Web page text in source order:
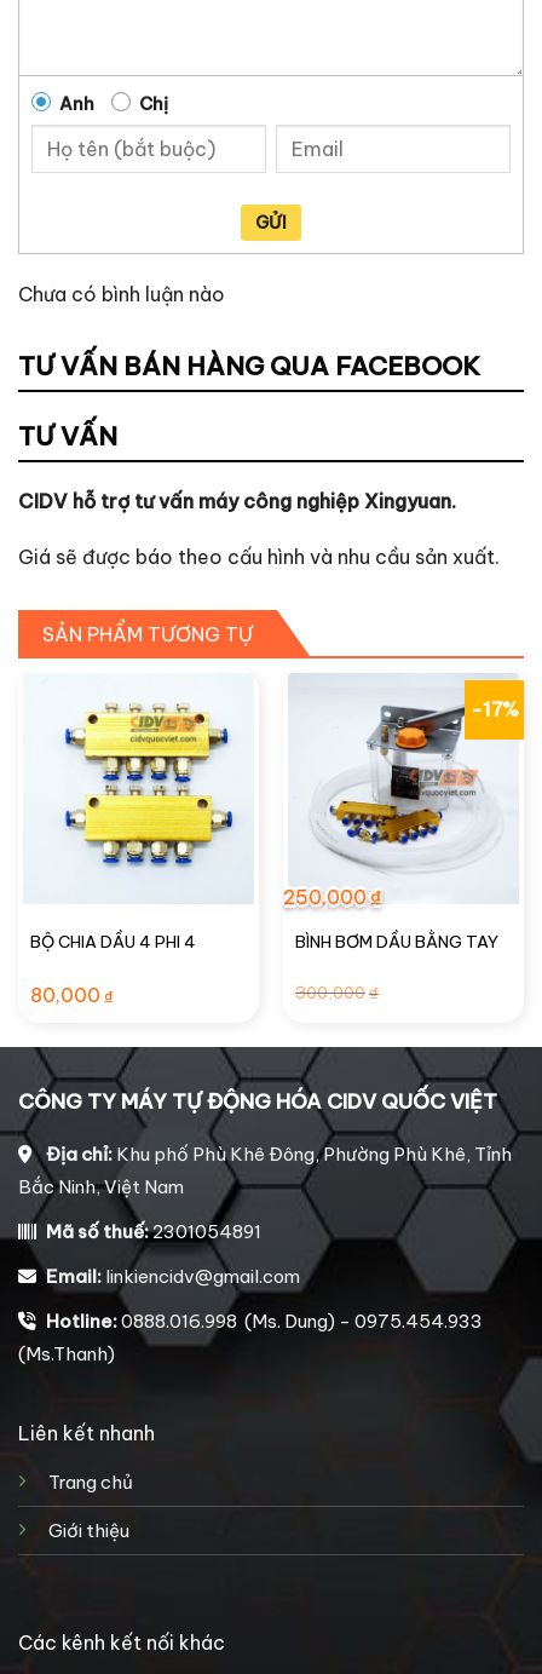
Anh Chị
GỬI
Chưa có bình luận nào
TƯ VẤN BÁN HÀNG QUA FACEBOOK
TƯ VẤN
CIDV hỗ trợ tư vấn máy công nghiệp Xingyuan.
Giá sẽ được báo theo cấu hình và nhu cầu sản xuất.
SẢN PHẨM TƯƠNG TỰ
BỘ CHIA DẦU 4 PHI 4
80,000 ₫
-17%
BÌNH BƠM DẦU BẰNG TAY
300,000₫
250,000₫
250,000₫.
CÔNG TY MÁY TỰ ĐỘNG HÓA CIDV QUỐC VIỆT
Địa chỉ: Khu phố Phù Khê Đông, Phường Phù Khê, Tỉnh
Bắc Ninh, Việt Nam
Mã số thuế:2301054891
Email: linkiencidv@gmail.com
Hotline:0888.016.998 (Ms. Dung) - 0975.454.933
(Ms.Thanh)
Liên kết nhanh
Trang chủ
Giới thiệu
Các kênh kết nối khác